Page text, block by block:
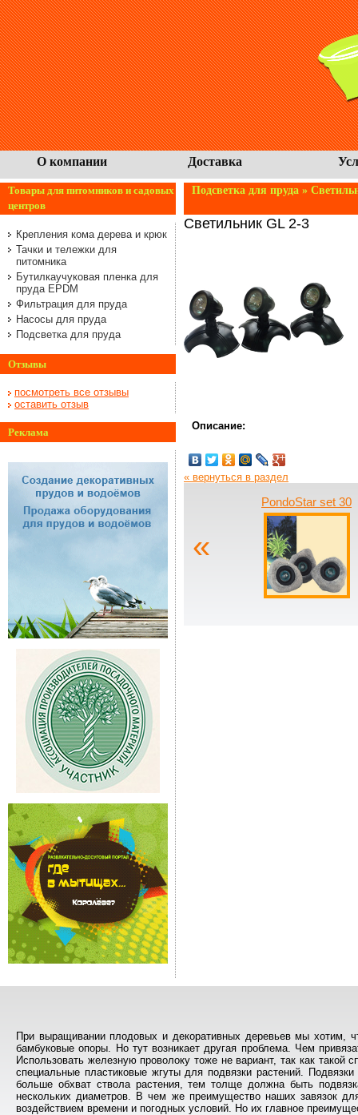
О компании Доставка
Товары для питомников и садовых
центров
Крепления кома дерева и крюк
Тачки и тележки для
питомника
Бутилкаучуковая пленка для
пруда EPDM
Фильтрация для пруда
Насосы для пруда
Подсветка для пруда
Отзывы
посмотреть все отзывы
оставить отзыв
Реклама
Подсветка для пруда »
Светильник GL 2-3
Описание:
« вернуться в раздел
«
PondoStar set 30
При выращивании плодовых и декоративных деревьев мы хотим,
бамбуковые опоры. Но тут возникает другая проблема. Чем
Использовать железную проволоку тоже не вариант, так как
специальные пластиковые жгуты для подвязки растений.
больше обхват ствола растения, тем толще должна быть
нескольких диаметров. В чем же преимущество наших завязок
воздействием времени и погодных условий. Но их главное